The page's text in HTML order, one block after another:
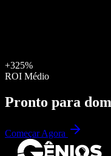
+325%
ROI Médio
Pronto para
Começar Agora